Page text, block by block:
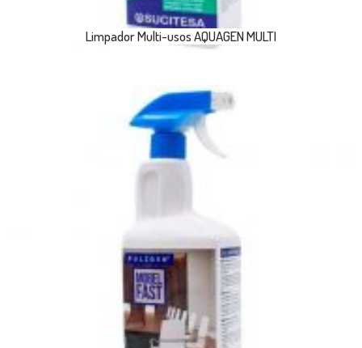
Limpador Multi-usos AQUAGEN MULTI